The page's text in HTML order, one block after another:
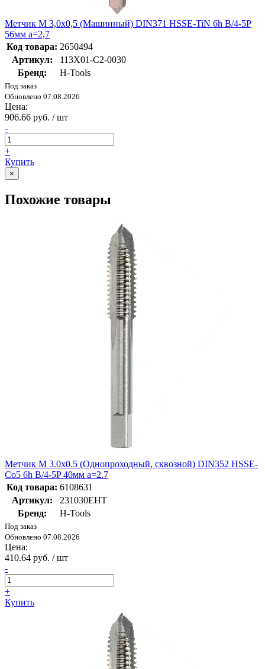
Метчик М 3,0х0,5 (Машинный) DIN371 HSSE-TiN 6h B/4-5P
56мм a=2,7
Код товара: 2650494
Артикул:
113X01-C2-0030
Бренд:
H-Tools
Под заказ
Обновлено 07.08.2026
Цена:
906.66 руб. / шт
-
+
Купить
×
Похожие товары
Метчик М 3.0х0.5 (Однопроходный, сквозной) DIN352 HSSE-
Co5 6h B/4-5P 40мм a=2.7
Код товара: 6108631
Артикул:
231030EHT
Бренд:
H-Tools
Под заказ
Обновлено 07.08.2026
Цена:
410.64 руб. / шт
-
+
Купить